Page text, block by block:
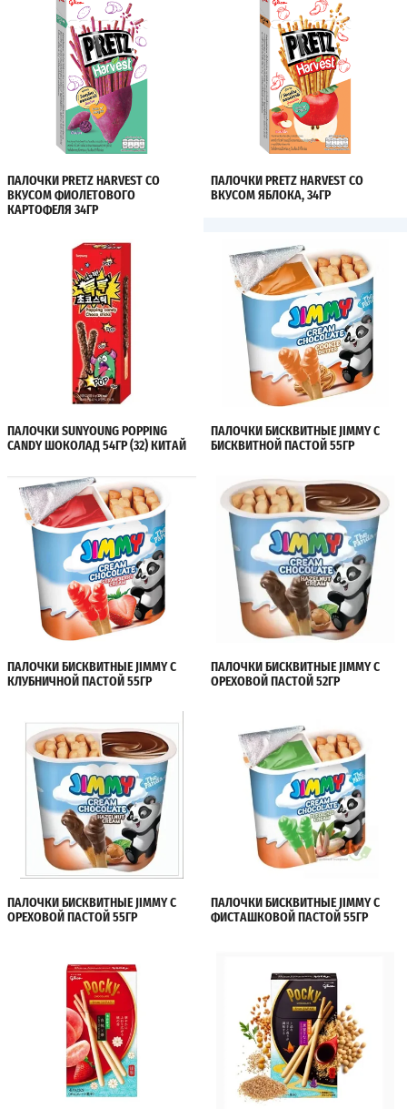
ПАЛОЧКИ PRETZ HARVEST СО
ВКУСОМ ФИОЛЕТОВОГО
КАРТОФЕЛЯ 34ГР
ПАЛОЧКИ PRETZ HARVEST СО
ВКУСОМ ЯБЛОКА, 34ГР
ПАЛОЧКИ SUNYOUNG POPPING
CANDY ШОКОЛАД 54ГР (32) КИТАЙ
ПАЛОЧКИ БИСКВИТНЫЕ JIMMY С
БИСКВИТНОЙ ПАСТОЙ 55ГР
ПАЛОЧКИ БИСКВИТНЫЕ JIMMY С
КЛУБНИЧНОЙ ПАСТОЙ 55ГР
ПАЛОЧКИ БИСКВИТНЫЕ JIMMY С
ОРЕХОВОЙ ПАСТОЙ 52ГР
ПАЛОЧКИ БИСКВИТНЫЕ JIMMY С
ОРЕХОВОЙ ПАСТОЙ 55ГР
ПАЛОЧКИ БИСКВИТНЫЕ JIMMY С
ФИСТАШКОВОЙ ПАСТОЙ 55ГР